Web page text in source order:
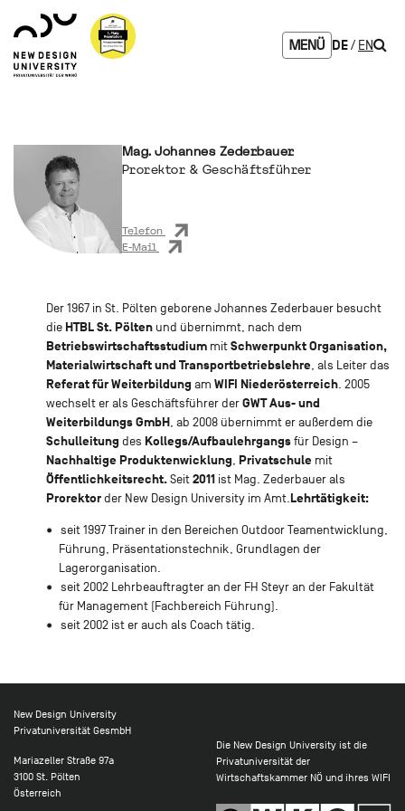
Inhalt
Hauptnavigation
Footernavigation
Logo
NDU
verlinkt
zur
MENÜ DE EN
Mag. Johannes Zederbauer
Prorektor & Geschäftsführer
Telefon
E-Mail
Der 1967 in St. Pölten geborene Johannes Zederbauer besucht
die HTBL St. Pöltenund übernimmt, nach dem
Betriebswirtschaftsstudiummit Schwerpunkt Organisation,
Materialwirtschaft und Transportbetriebslehre, als Leiter das
Referat für Weiterbildung am WIFI Niederösterreich. 2005
wechselt er als Geschäftsführer der GWT Aus- und
Weiterbildungs GmbH, ab 2008 übernimmt er außerdem die
Schulleitung des Kollegs/Aufbaulehrgangsfür Design –
Nachhaltige Produktenwicklung, Privatschule mit
Öffentlichkeitsrecht.Seit 2011 ist Mag. Zederbauer als
Prorektorder New Design University im Amt.Lehrtätigkeit:
seit 1997 Trainer in den Bereichen Outdoor Teamentwicklung,
Führung, Präsentationstechnik, Grundlagen der
Lagerorganisation.
seit 2002 Lehrbeauftragter an der FH Steyr an der Fakultät
für Management (Fachbereich Führung).
seit 2002 ist er auch als Coach tätig.
New Design University
Privatuniversität GesmbH
Mariazeller Straße 97a
3100 St. Pölten
Österreich
Die New Design University ist die
Privatuniversität der
Wirtschaftskammer NÖ und ihres WIFI